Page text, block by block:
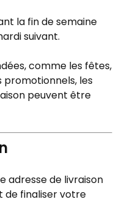
la fin de semaine
suivant.
comme les fêtes,
promotionnels, les
peuvent être
adresse de livraison
finaliser votre